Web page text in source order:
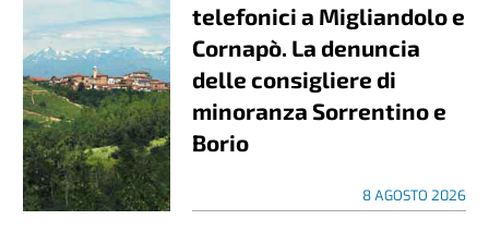
telefonici a Migliandolo e
Cornapò. La denuncia
delle consigliere di
minoranza Sorrentino e
Borio
8 AGOSTO 2026